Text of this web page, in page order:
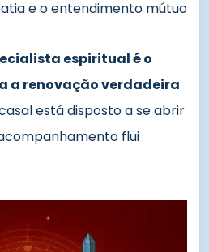
e o entendimento mútuo
espiritual é o
a renovação verdadeira
está disposto a se abrir
flui